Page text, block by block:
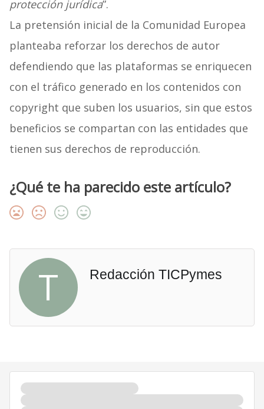
protección jurídica”.
La pretensión inicial de la Comunidad Europea
planteaba reforzar los derechos de autor
defendiendo que las plataformas se enriquecen
con el tráfico generado en los contenidos con
copyright que suben los usuarios, sin que estos
beneficios se compartan con las entidades que
tienen sus derechos de reproducción.
¿Qué te ha parecido este artículo?
T Redacción TICPymes